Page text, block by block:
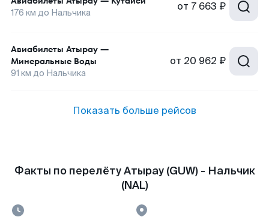
176 км до Нальчика от 7 663 ₽
Авиабилеты Атырау —
Минеральные Воды
91 км до Нальчика
от 20 962 ₽
Показать больше рейсов
Факты по перелёту Атырау (GUW) - Нальчик
(NAL)